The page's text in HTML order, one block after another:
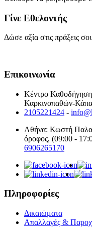
Γίνε Εθελοντής
Δώσε αξία στις πράξεις
Επικοινωνία
Κέντρο
Καρκινοπαθών-
2105221424 -
Αθήνα: Κωστή
όροφος, (09:00 -
6906265170
Πληροφορίες
Δικαιώματα
Απαλλαγές &